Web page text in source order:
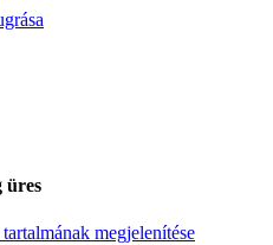
üres
megjelenítése